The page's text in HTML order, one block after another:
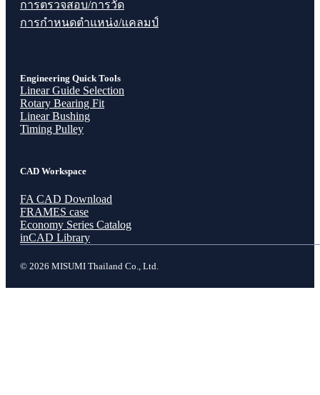
การตรวจสอบ/การวัด
การกำหนดตำแหน่ง/แคลมป์
Engineering Quick Tools
Linear Guide Selection
Rotary Bearing Fit
Linear Bushing
Timing Pulley
CAD Workspace
FA CAD Download
FRAMES case
Economy Series Catalog
inCAD Library
© 2026 MISUMI Thailand Co., Ltd.